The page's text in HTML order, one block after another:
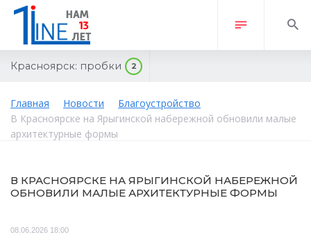
Красноярск: пробки 2
Главная Новости
Благоустройство
В Красноярске на Ярыгинской набережной обновили малые
архитектурные формы
В КРАСНОЯРСКЕ НА ЯРЫГИНСКОЙ НАБЕРЕЖНОЙ
ОБНОВИЛИ МАЛЫЕ АРХИТЕКТУРНЫЕ ФОРМЫ
08.06.2026 18:00